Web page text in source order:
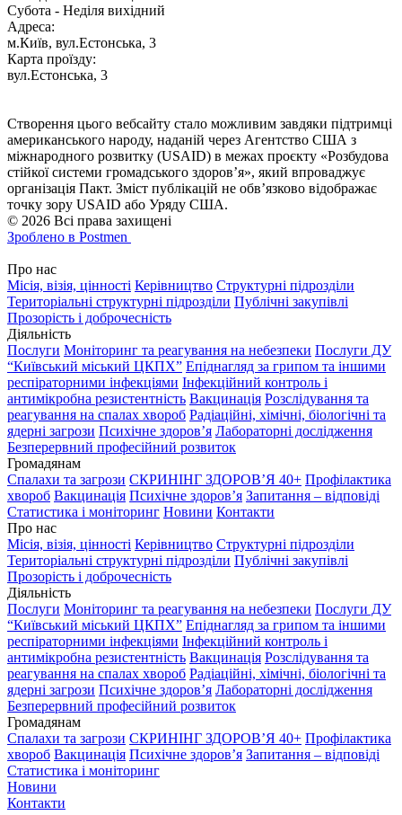
Субота - Неділя вихідний
Адреса:
м.Київ, вул.Естонська, 3
Карта проїзду:
вул.Естонська, 3
Створення цього вебсайту стало можливим завдяки підтримці
американського народу, наданій через Агентство США з
міжнародного розвитку (USAID) в межах проєкту «Розбудова
стійкої системи громадського здоров’я», який впроваджує
організація Пакт. Зміст публікацій не обв’язково відображає
точку зору USAID або Уряду США.
© 2026 Всі права захищені
Зроблено в Postmen
Про нас
Місія, візія, цінності Керівництво Структурні підрозділи
Територіальні структурні підрозділи Публічні закупівлі
Прозорість і доброчесність
Діяльність
Послуги Моніторинг та реагування на небезпеки Послуги ДУ
“Київський міський ЦКПХ” Епіднагляд за грипом та іншими
респіраторними інфекціями Інфекційний контроль і
антимікробна резистентність Вакцинація Розслідування та
реагування на спалах хвороб Радіаційні, хімічні, біологічні та
ядерні загрози Психічне здоров’я Лабораторні дослідження
Безперервний професійний розвиток
Громадянам
Спалахи та загрози СКРИНІНГ ЗДОРОВʼЯ 40+ Профілактика
хвороб Вакцинація Психічне здоров’я Запитання – відповіді
Статистика і моніторинг Новини Контакти
Про нас
Місія, візія, цінності Керівництво Структурні підрозділи
Територіальні структурні підрозділи Публічні закупівлі
Прозорість і доброчесність
Діяльність
Послуги Моніторинг та реагування на небезпеки Послуги ДУ
“Київський міський ЦКПХ” Епіднагляд за грипом та іншими
респіраторними інфекціями Інфекційний контроль і
антимікробна резистентність Вакцинація Розслідування та
реагування на спалах хвороб Радіаційні, хімічні, біологічні та
ядерні загрози Психічне здоров’я Лабораторні дослідження
Безперервний професійний розвиток
Громадянам
Спалахи та загрози СКРИНІНГ ЗДОРОВʼЯ 40+ Профілактика
хвороб Вакцинація Психічне здоров’я Запитання – відповіді
Статистика і моніторинг
Новини
Контакти